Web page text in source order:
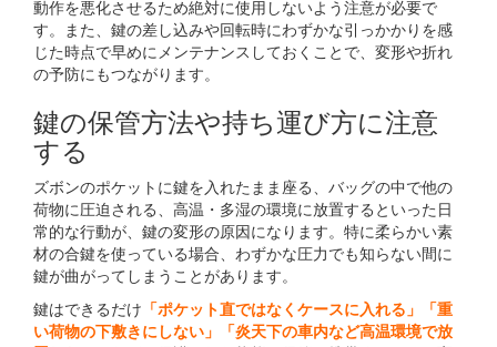
動作を悪化させるため絶対に使用しないよう注意が必要で
す。また、鍵の差し込みや回転時にわずかな引っかかりを感
じた時点で早めにメンテナンスしておくことで、変形や折れ
の予防にもつながります。
鍵の保管方法や持ち運び方に注意
する
ズボンのポケットに鍵を入れたまま座る、バッグの中で他の
荷物に圧迫される、高温・多湿の環境に放置するといった日
常的な行動が、鍵の変形の原因になります。特に柔らかい素
材の合鍵を使っている場合、わずかな圧力でも知らない間に
鍵が曲がってしまうことがあります。
鍵はできるだけ 「ポケット直ではなくケースに入れる」「重
い荷物の下敷きにしない」「炎天下の車内など高温環境で放